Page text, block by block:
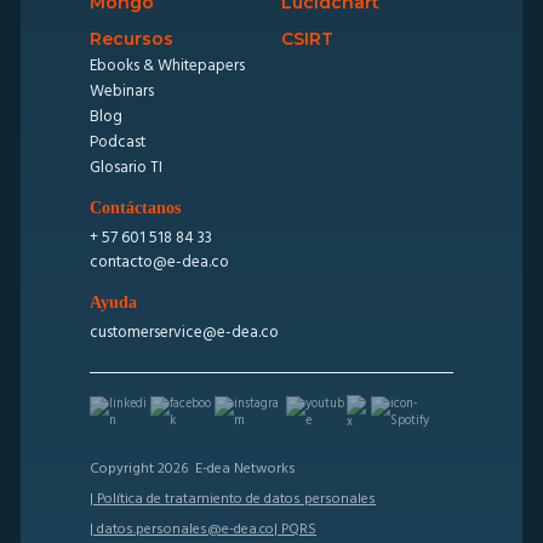
Recursos
Ebooks & Whitepapers
Webinars
Blog
Podcast
Glosario TI
CSIRT
Contáctanos
+ 57 601 518 84 33
contacto@e-dea.co
Ayuda
customerservice@e-dea.co
Copyright 2026 E-dea Networks
| Política de tratamiento de datos personales
| datos.personales@e-dea.co| PQRS